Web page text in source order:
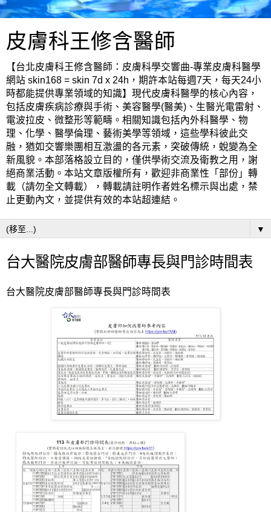
皮膚科王修含醫師
【台北皮膚科王修含醫師：皮膚科學交響曲-專業皮膚科醫學
網站 skin168 = skin 7d x 24h，期許本站每週7天，每天24小
時都能提供專業領域的知識】現代皮膚科醫學的核心內容，
包括皮膚疾病診療與手術、美容醫學(醫美)、生醫光電雷射、
電波拉皮、微整形等範疇。相關知識包括內外科醫學、物
理、化學、醫學倫理、藝術美學等領域，這些學科彼此交
融，猶如交響樂團相互激盪的各元素，突破傳統，蛻變為全
新風貌。本部落格設立目的，僅供學術交流及衛教之用，謝
絕商業活動。本站文章版權所有，歡迎非商業性「部份」轉
載（請勿全文轉載），轉載請註明作者姓名標示與出處，禁
止更動內文，並提供有效的本站超連結。
▼
台大醫院皮膚部醫師專長與門診時間表
台大醫院皮膚部醫師專長與門診時間表